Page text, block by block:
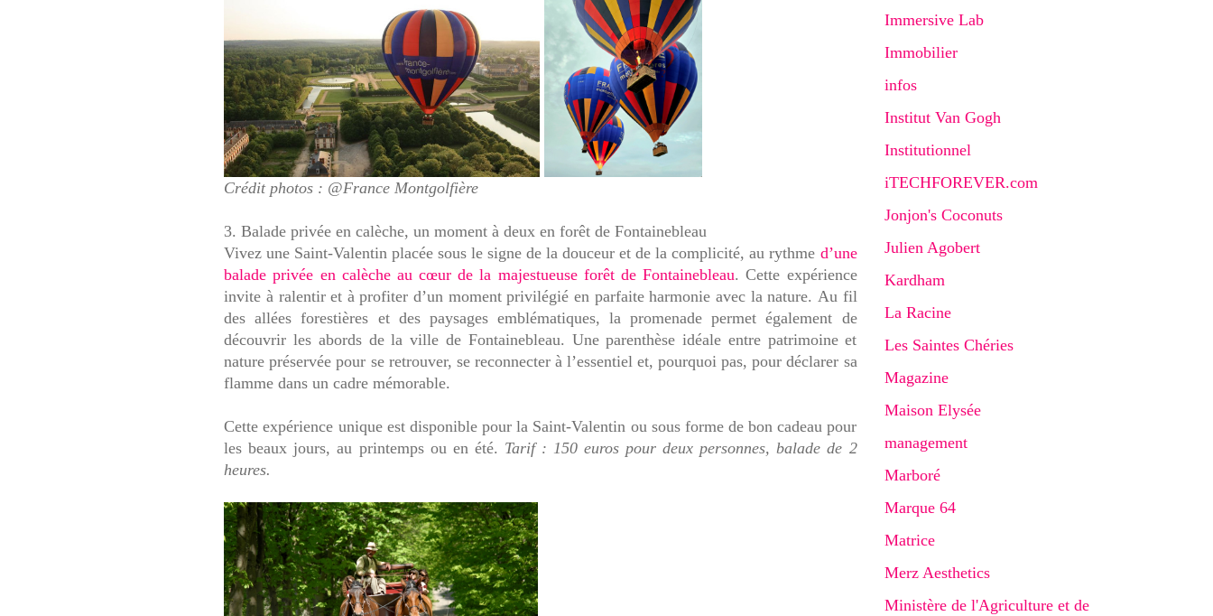
Crédit photos : @France Montgolfière
3. Balade privée en calèche, un moment à deux en forêt de Fontainebleau
Vivez une Saint-Valentin placée sous le signe de la douceur et de la complicité, au rythme d’une
balade privée en calèche au cœur de la majestueuse forêt de Fontainebleau. Cette expérience
invite à ralentir et à profiter d’un moment privilégié en parfaite harmonie avec la nature. Au fil
des allées forestières et des paysages emblématiques, la promenade permet également de
découvrir les abords de la ville de Fontainebleau. Une parenthèse idéale entre patrimoine et
nature préservée pour se retrouver, se reconnecter à l’essentiel et, pourquoi pas, pour déclarer sa
flamme dans un cadre mémorable.
Cette expérience unique est disponible pour la Saint-Valentin ou sous forme de bon cadeau pour
les beaux jours, au printemps ou en été. Tarif : 150 euros pour deux personnes, balade de 2
heures.
Immersive Lab
Immobilier
infos
Institut Van Gogh
Institutionnel
iTECHFOREVER.com
Jonjon's Coconuts
Julien Agobert
Kardham
La Racine
Les Saintes Chéries
Magazine
Maison Elysée
management
Marboré
Marque 64
Matrice
Merz Aesthetics
Ministère de l'Agriculture et de